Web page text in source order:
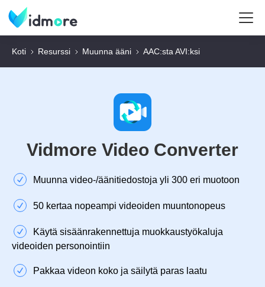
Koti Resurssi Muunna ääni AAC:sta AVI:ksi
Vidmore Video Converter
Muunna video-/äänitiedostoja yli 300 eri muotoon
50 kertaa nopeampi videoiden muuntonopeus
Käytä sisäänrakennettuja muokkaustyökaluja
videoiden personointiin
Pakkaa videon koko ja säilytä paras laatu